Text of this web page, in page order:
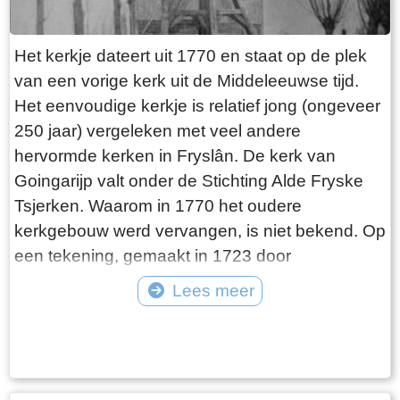
Het kerkje dateert uit 1770 en staat op de plek
van een vorige kerk uit de Middeleeuwse tijd.
Het eenvoudige kerkje is relatief jong (ongeveer
250 jaar) vergeleken met veel andere
hervormde kerken in Fryslân. De kerk van
Goingarijp valt onder de Stichting Alde Fryske
Tsjerken. Waarom in 1770 het oudere
kerkgebouw werd vervangen, is niet bekend. Op
een tekening, gemaakt in 1723 door
Stellingwerf, ziet het kerkje er niet bouwvallig uit.
De Hervormde Gemeente van Goingarijp
kerkelijke gemeente. De dorpen deelden de
Lees meer